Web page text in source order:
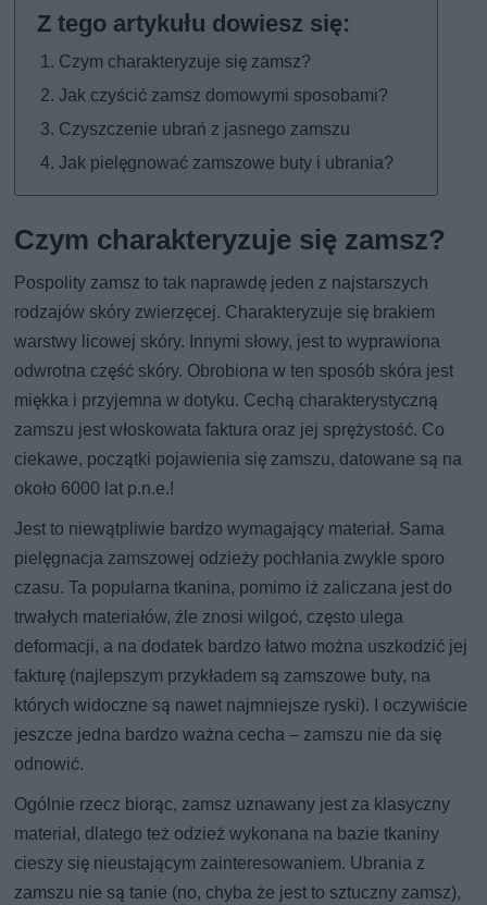
Czym charakteryzuje się zamsz?
Jak czyścić zamsz domowymi sposobami?
Czyszczenie ubrań z jasnego zamszu
Jak pielęgnować zamszowe buty i ubrania?
Czym charakteryzuje się zamsz?
Pospolity zamsz to tak naprawdę jeden z najstarszych
rodzajów skóry zwierzęcej. Charakteryzuje się brakiem
warstwy licowej skóry. Innymi słowy, jest to wyprawiona
odwrotna część skóry. Obrobiona w ten sposób skóra jest
miękka i przyjemna w dotyku. Cechą charakterystyczną
zamszu jest włoskowata faktura oraz jej sprężystość. Co
ciekawe, początki pojawienia się zamszu, datowane są na
około 6000 lat p.n.e.!
Jest to niewątpliwie bardzo wymagający materiał. Sama
pielęgnacja zamszowej odzieży pochłania zwykle sporo
czasu. Ta popularna tkanina, pomimo iż zaliczana jest do
trwałych materiałów, źle znosi wilgoć, często ulega
deformacji, a na dodatek bardzo łatwo można uszkodzić jej
fakturę (najlepszym przykładem są zamszowe buty, na
których widoczne są nawet najmniejsze ryski). I oczywiście
jeszcze jedna bardzo ważna cecha – zamszu nie da się
odnowić.
Ogólnie rzecz biorąc, zamsz uznawany jest za klasyczny
materiał, dlatego też odzież wykonana na bazie tkaniny
cieszy się nieustającym zainteresowaniem. Ubrania z
zamszu nie są tanie (no, chyba że jest to sztuczny zamsz),